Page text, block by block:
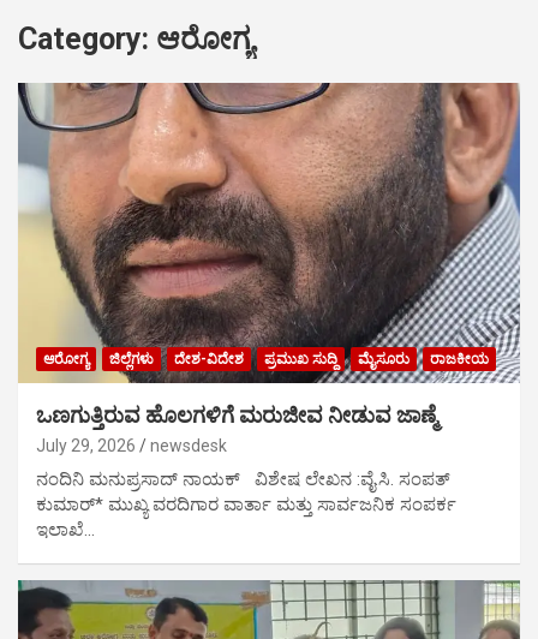
Category: ಆರೋಗ್ಯ
ಆರೋಗ್ಯ ಜಿಲ್ಲೆಗಳು ದೇಶ-ವಿದೇಶ ಪ್ರಮುಖ ಸುದ್ದಿ ಮೈಸೂರು ರಾಜಕೀಯ
ಒಣಗುತ್ತಿರುವ ಹೊಲಗಳಿಗೆ ಮರುಜೀವ ನೀಡುವ ಜಾಣ್ಮೆ
July 29, 2026 newsdesk
ನಂದಿನಿ ಮನುಪ್ರಸಾದ್ ನಾಯಕ್ ವಿಶೇಷ ಲೇಖನ :ವೈ.ಸಿ. ಸಂಪತ್
ಕುಮಾರ್* ಮುಖ್ಯ ವರದಿಗಾರ ವಾರ್ತಾ ಮತ್ತು ಸಾರ್ವಜನಿಕ ಸಂಪರ್ಕ
ಇಲಾಖೆ…